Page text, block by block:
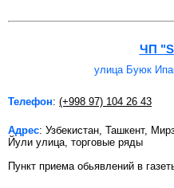
ЧП
улица Буюк
Телефон: (+998 97) 104 26 43
Адрес: Узбекистан, Ташкент,
Йули улица, торговые ряды
Пункт приема обьявлений в